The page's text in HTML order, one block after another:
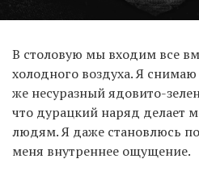
В столовую мы входим все
холодного воздуха. Я
же несуразный ядовито-
что дурацкий наряд делает
людям. Я даже становлюсь
меня внутреннее ощущение.